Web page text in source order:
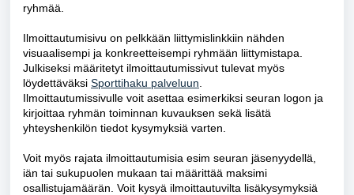
ryhmää.
Ilmoittautumisivu on pelkkään liittymislinkkiin nähden
visuaalisempi ja konkreetteisempi ryhmään liittymistapa.
Julkiseksi määritetyt ilmoittautumissivut tulevat myös
löydettäväksi Sporttihaku palveluun
Ilmoittautumissivulle voit asettaa esimerkiksi seuran logon ja
kirjoittaa ryhmän toiminnan kuvauksen sekä lisätä
yhteyshenkilön tiedot kysymyksiä varten.
Voit myös rajata ilmoittautumisia esim seuran jäsenyydellä,
iän tai sukupuolen mukaan tai määrittää maksimi
osallistujamäärän. Voit kysyä ilmoittautuvilta lisäkysymyksiä